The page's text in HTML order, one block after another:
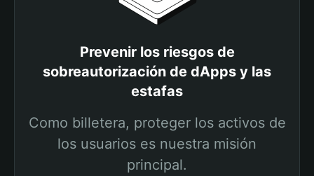
Prevenir los riesgos de
sobreautorización de dApps y las
estafas
Como billetera, proteger los activos de
los usuarios es nuestra misión
principal.